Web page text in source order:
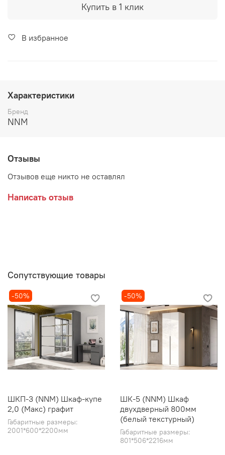
Купить в 1 клик
В избранное
Характеристики
Бренд
NNM
Отзывы
Отзывов еще никто не оставлял
Написать отзыв
Сопутствующие товары
-50%
ШКП-3 (NNM) Шкаф-купе
2,0 (Макс) графит
Габаритные размеры:
2001*600*2200мм
-50%
ШК-5 (NNM) Шкаф
двухдверный 800мм
(белый текстурный)
Габаритные размеры:
801*506*2216мм